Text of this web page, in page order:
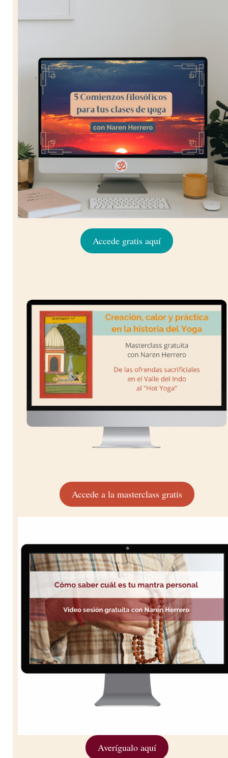
Accede gratis aquí
Accede a la masterclass gratis
Averígualo aquí